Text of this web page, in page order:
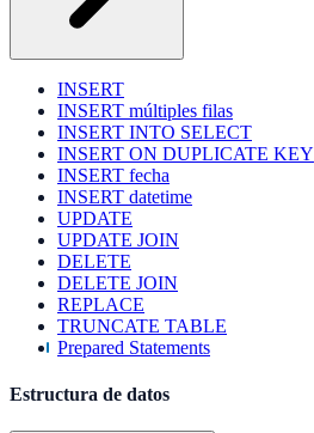
INSERT
INSERT múltiples filas
INSERT INTO SELECT
INSERT ON DUPLICATE KEY
INSERT fecha
INSERT datetime
UPDATE
UPDATE JOIN
DELETE
DELETE JOIN
REPLACE
TRUNCATE TABLE
Prepared Statements
Estructura de datos